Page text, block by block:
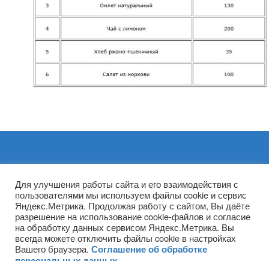
Архивы
Для улучшения работы сайта и его взаимодействия с
пользователями мы используем файлы cookie и сервис
Яндекс.Метрика. Продолжая работу с сайтом, Вы даёте
разрешение на использование cookie-файлов и согласие
на обработку данных сервисом Яндекс.Метрика. Вы
всегда можете отключить файлы cookie в настройках
Вашего браузера. Соглашение об обработке